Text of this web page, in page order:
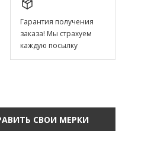
Гарантия получения
заказа! Мы страхуем
каждую посылку
СВОИ МЕРКИ